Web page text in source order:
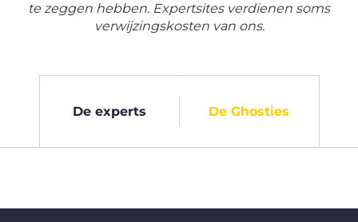
te zeggen hebben. Expertsites verdienen soms
verwijzingskosten van ons.
De experts De Ghosties